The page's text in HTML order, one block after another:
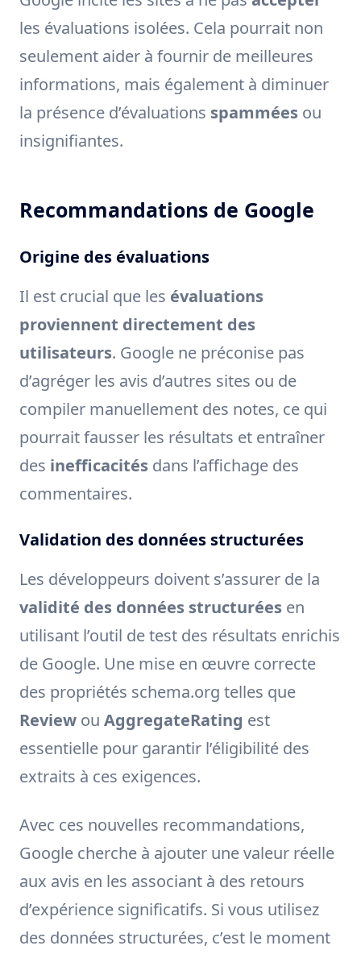
les évaluations isolées. Cela pourrait non
seulement aider à fournir de meilleures
informations, mais également à diminuer
la présence d’évaluations spammées ou
insignifiantes.
Recommandations de Google
Origine des évaluations
Il est crucial que les évaluations
proviennent directement des
utilisateurs. Google ne préconise pas
d’agréger les avis d’autres sites ou de
compiler manuellement des notes, ce qui
pourrait fausser les résultats et entraîner
des inefficacités dans l’affichage des
commentaires.
Validation des données structurées
Les développeurs doivent s’assurer de la
validité des données structurées en
utilisant l’outil de test des résultats enrichis
de Google. Une mise en œuvre correcte
des propriétés schema.org telles que
Review ou AggregateRating est
essentielle pour garantir l’éligibilité des
extraits à ces exigences.
Avec ces nouvelles recommandations,
Google cherche à ajouter une valeur réelle
aux avis en les associant à des retours
d’expérience significatifs. Si vous utilisez
des données structurées, c’est le moment